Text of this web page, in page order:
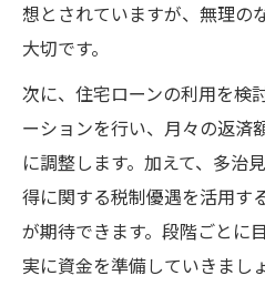
想とされていますが、無理の
大切です。
次に、住宅ローンの利用を検
ーションを行い、月々の返済
に調整します。加えて、多治
得に関する税制優遇を活用す
が期待できます。段階ごとに
実に資金を準備していきまし